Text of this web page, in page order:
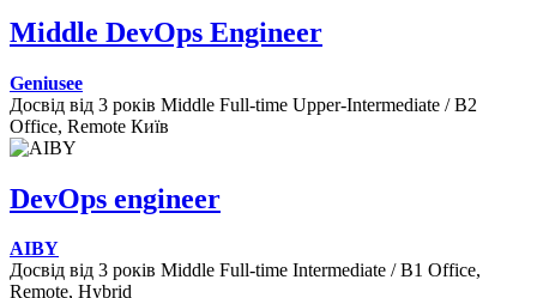
Middle DevOps Engineer
Geniusee
Досвід від 3 років Middle Full-time Upper-Intermediate / B2
Office, Remote Київ
DevOps engineer
AIBY
Досвід від 3 років Middle Full-time Intermediate / B1 Office,
Remote, Hybrid